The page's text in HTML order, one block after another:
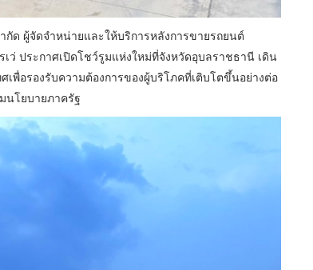
กัด ผู้จัดจําหน่ายและให้บริการหลังการขายรถยนต์
เว่ ประกาศเปิดโชว์รูมแห่งใหม่ที่จังหวัดอุบลราชธานี เดิน
พื่อรองรับความต้องการของผู้บริโภคที่เติบโตขึ้นอย่างต่อ
นโยบายภาครัฐ